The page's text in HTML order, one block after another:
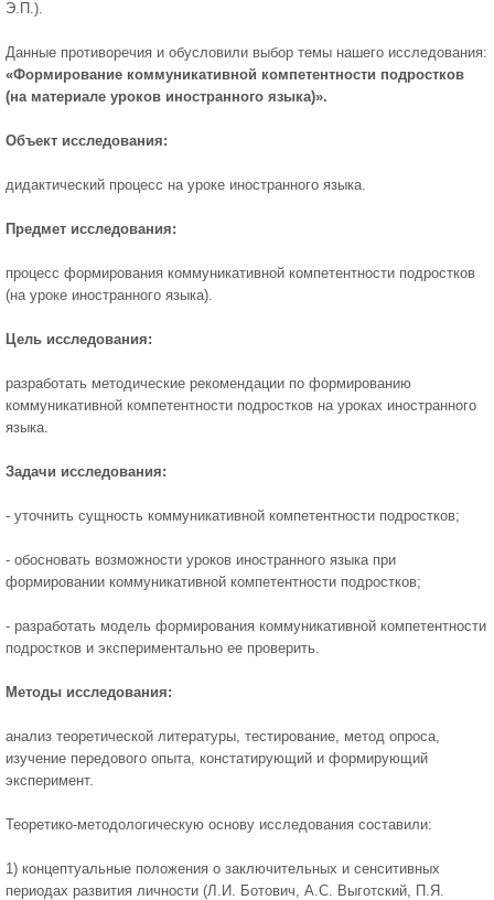
Э.П.).
Данные противоречия и обусловили выбор темы нашего исследования:
«Формирование коммуникативной компетентности подростков
(на материале уроков иностранного языка)».
Объект исследования:
дидактический процесс на уроке иностранного языка.
Предмет исследования:
процесс формирования коммуникативной компетентности подростков
(на уроке иностранного языка).
Цель исследования:
разработать методические рекомендации по формированию
коммуникативной компетентности подростков на уроках иностранного
языка.
Задачи исследования:
- уточнить сущность коммуникативной компетентности подростков;
- обосновать возможности уроков иностранного языка при
формировании коммуникативной компетентности подростков;
- разработать модель формирования коммуникативной компетентности
подростков и экспериментально ее проверить.
Методы исследования:
анализ теоретической литературы, тестирование, метод опроса,
изучение передового опыта, констатирующий и формирующий
эксперимент.
Теоретико-методологическую основу исследования составили:
1) концептуальные положения о заключительных и сенситивных
периодах развития личности (Л.И. Ботович, А.С. Выготский, П.Я.